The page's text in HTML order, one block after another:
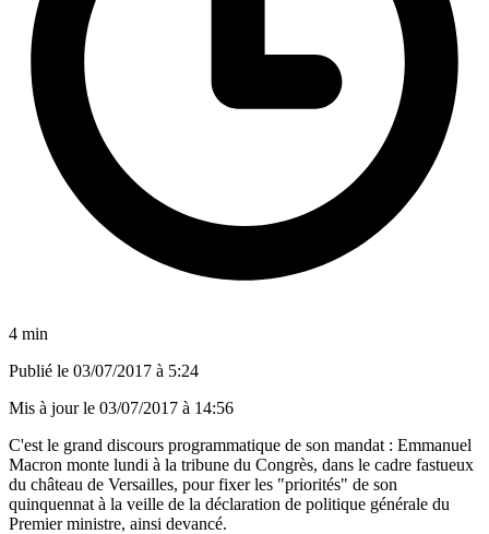
4 min
Publié le 03/07/2017 à 5:24
Mis à jour le 03/07/2017 à 14:56
C'est le grand discours programmatique de son mandat : Emmanuel
Macron monte lundi à la tribune du Congrès, dans le cadre fastueux
du château de Versailles, pour fixer les "priorités" de son
quinquennat à la veille de la déclaration de politique générale du
Premier ministre, ainsi devancé.